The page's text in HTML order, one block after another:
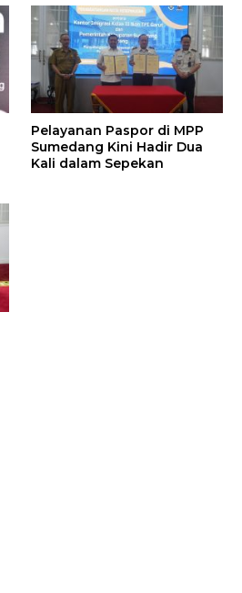
Pelayanan Paspor di MPP
Sumedang Kini Hadir Dua
Kali dalam Sepekan